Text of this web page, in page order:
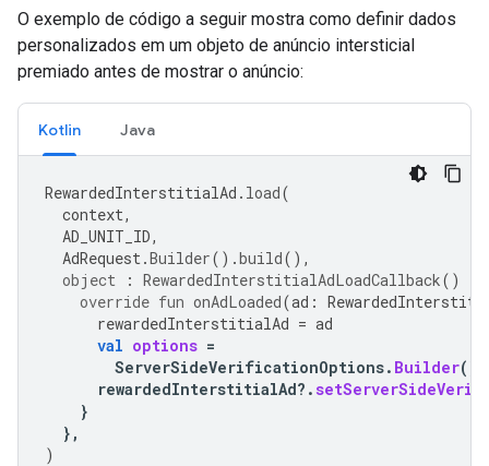
O exemplo de código a seguir mostra como definir dados
personalizados em um objeto de anúncio intersticial
premiado antes de mostrar o anúncio:
Kotlin Java
RewardedInterstitialAd . load(
context,
AD_UNIT_ID,
AdRequest.Builder().build(),
object
: RewardedInterstitialAdLoadCallback()
override fun onAdLoaded(ad :
rewardedInterstitialAd = ad
val options =
ServerSideVerificationOptions. Builder().
rewardedInterstitialAd?.
}
},
)